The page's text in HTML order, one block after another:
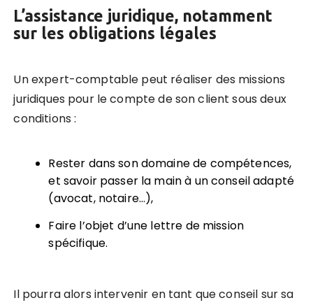
L’assistance juridique, notamment
sur les obligations légales
Un expert-comptable peut réaliser des missions
juridiques pour le compte de son client sous deux
conditions :
Rester dans son domaine de compétences,
et savoir passer la main à un conseil adapté
(avocat, notaire…),
Faire l’objet d’une lettre de mission
spécifique.
Il pourra alors intervenir en tant que conseil sur sa